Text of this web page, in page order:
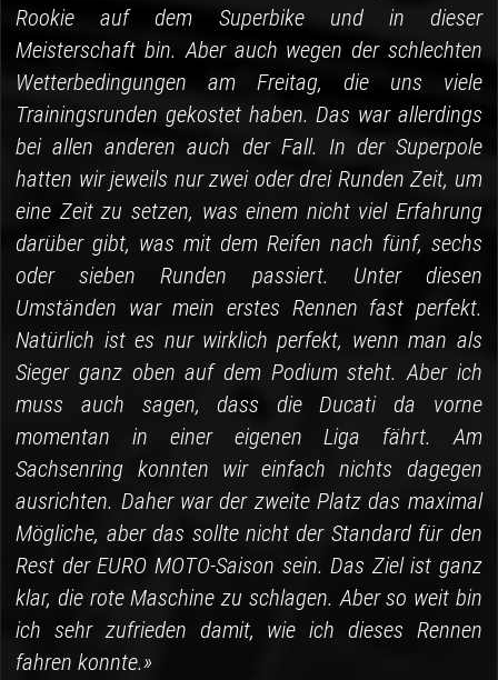
Rookie auf dem Superbike und in dieser
Meisterschaft bin. Aber auch wegen der schlechten
Wetterbedingungen am Freitag, die uns viele
Trainingsrunden gekostet haben. Das war allerdings
bei allen anderen auch der Fall. In der Superpole
hatten wir jeweils nur zwei oder drei Runden Zeit, um
eine Zeit zu setzen, was einem nicht viel Erfahrung
darüber gibt, was mit dem Reifen nach fünf, sechs
oder sieben Runden passiert. Unter diesen
Umständen war mein erstes Rennen fast perfekt.
Natürlich ist es nur wirklich perfekt, wenn man als
Sieger ganz oben auf dem Podium steht. Aber ich
muss auch sagen, dass die Ducati da vorne
momentan in einer eigenen Liga fährt. Am
Sachsenring konnten wir einfach nichts dagegen
ausrichten. Daher war der zweite Platz das maximal
Mögliche, aber das sollte nicht der Standard für den
Rest der EURO MOTO-Saison sein. Das Ziel ist ganz
klar, die rote Maschine zu schlagen. Aber so weit bin
ich sehr zufrieden damit, wie ich dieses Rennen
fahren konnte.»